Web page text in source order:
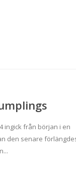
ingick från början i en
den senare